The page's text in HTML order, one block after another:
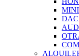
MINI